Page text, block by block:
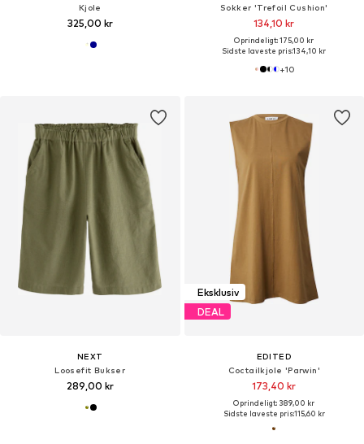
Kjole
325,00 kr
Sokker 'Trefoil Cushion'
134,10 kr
Oprindeligt: 175,00 kr
Sidste laveste pris:134,10 kr
+10
NEXT
Loosefit Bukser
289,00 kr
Eksklusiv
DEAL
EDITED
Coctailkjole 'Parwin'
173,40 kr
Oprindeligt: 389,00 kr
Sidste laveste pris:115,60 kr